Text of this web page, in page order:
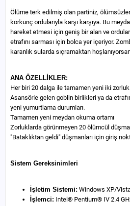
Ölüme terk edilmiş olan partiniz,
korkunç ordularıyla karşı karşıya. Bu
hareket etmesi için geniş bir alan ve
etrafını sarması için bolca yer içeriyor.
karanlık sularda sıçramaktan
ANA ÖZELLİKLER:
Her biri 20 dalga ile tamamen yeni iki zorluk.
Asansörle gelen goblin birlikleri ya da
yeni yumurtlama durumları.
Tamamen yeni meydan okuma ortamı
Zorluklarda görünmeyen 20 ölümcül
"Bataklıktan geldi" düşmanları için giriş
Sistem Gereksinimleri
İşletim Sistemi: Windows XP/
İşlemci: Intel® Pentium® IV 2.4